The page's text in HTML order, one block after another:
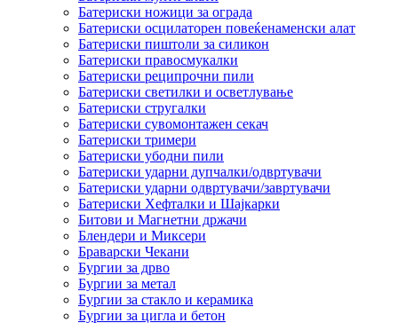
Батериски ножици за ограда
Батериски осцилаторен повеќенаменски алат
Батериски пиштоли за силикон
Батериски правосмукалки
Батериски реципрочни пили
Батериски светилки и осветлување
Батериски стругалки
Батериски сувомонтажен секач
Батериски тримери
Батериски убодни пили
Батериски ударни дупчалки/одвртувачи
Батериски ударни одвртувачи/завртувачи
Батериски Хефталки и Шајкарки
Битови и Магнетни држачи
Блендери и Миксери
Браварски Чекани
Бургии за дрво
Бургии за метал
Бургии за стакло и керамика
Бургии за цигла и бетон